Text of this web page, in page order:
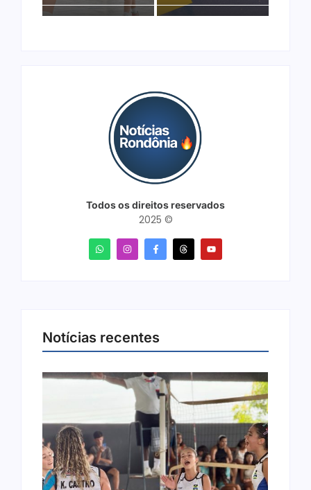
Todos os direitos reservados
2025 ©
Notícias recentes